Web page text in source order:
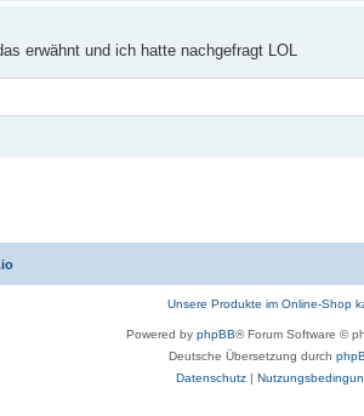
erwähnt und ich hatte nachgefragt LOL
Unsere Produkte im Online-Shop
Powered by phpBB® Forum Software ©
Deutsche Übersetzung durch
Datenschutz|